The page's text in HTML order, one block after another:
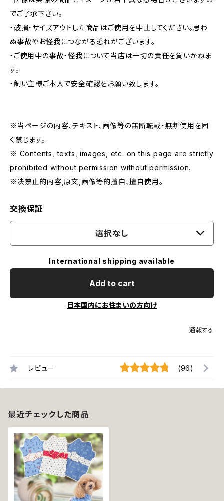
でご了承下さい。
・破損・サイズアウトした商品はご使用を中止してください。思わ
ぬ事故やお怪我につながる恐れがございます。
・ご使用中の事故・怪我について当店は一切の責任を負いかねま
す。
・飼い主様ご本人で安全確認をお願い致します。
※当ページの内容、テキスト、画像等の無断転載・無断使用を固
く禁じます。
※ Contents, texts, images, etc. on this page are strictly
prohibited without permission without permission.
※决禁止的内容,原文,画像等的擅自、擅自使用。
交換保証
選択なし
International shipping available
Add to cart
日本国内にお住まいの方向け
通報する
レビュー (96)
最近チェックした商品